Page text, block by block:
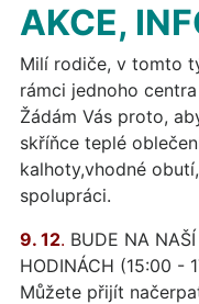
AKCE,
Milí rodiče, v tomto
rámci jednoho
Žádám Vás proto,
skříňce teplé
kalhoty,vhodné
spolupráci.
9. 12. BUDE NA
HODINÁCH (15:00 -
Můžete přijít